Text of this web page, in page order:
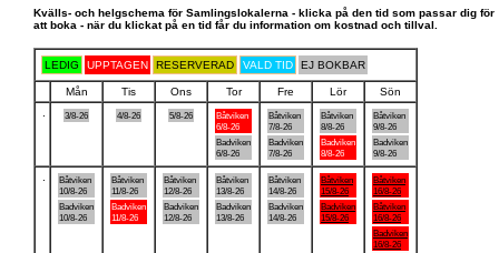
Kvälls- och helgschema för Samlingslokalerna - klicka på den tid som passar dig för
att boka - när du klickat på en tid får du information om kostnad och tillval.
LEDIG UPPTAGEN RESERVERAD VALD TID EJ BOKBAR
Mån Tis Ons Tor Fre Lör
Sön
3/8-26 4/8-26 5/8-26
Båtviken
6/8-26
Badviken
6/8-26
Båtviken
7/8-26
Badviken
7/8-26
Båtviken
8/8-26
Badviken
8/8-26
Båtviken
9/8-26
Badviken
9/8-26
Båtviken
10/8-26
Badviken
10/8-26
Båtviken
11/8-26
Badviken
11/8-26
Båtviken
12/8-26
Badviken
12/8-26
Båtviken
13/8-26
Badviken
13/8-26
Båtviken
14/8-26
Badviken
14/8-26
Båtviken
15/8-26
Badviken
15/8-26
Båtviken
16/8-26
Båtviken
16/8-26
Badviken
16/8-26